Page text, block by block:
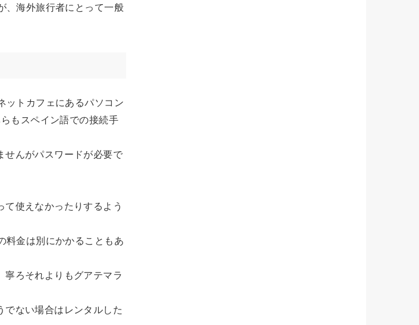
、海外旅行者にとって一般
ットカフェにあるパソコン
もスペイン語での接続手
せんがパスワードが必要で
使えなかったりするよう
料金は別にかかることもあ
寧ろそれよりもグアテマラ
でない場合はレンタルした